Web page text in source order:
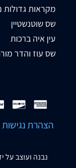
מקראות גדולות
שס שוטנשטיין
עין איה ברכות
שס עוז והדר
הצהרת נגישות
נבנה ועוצב על